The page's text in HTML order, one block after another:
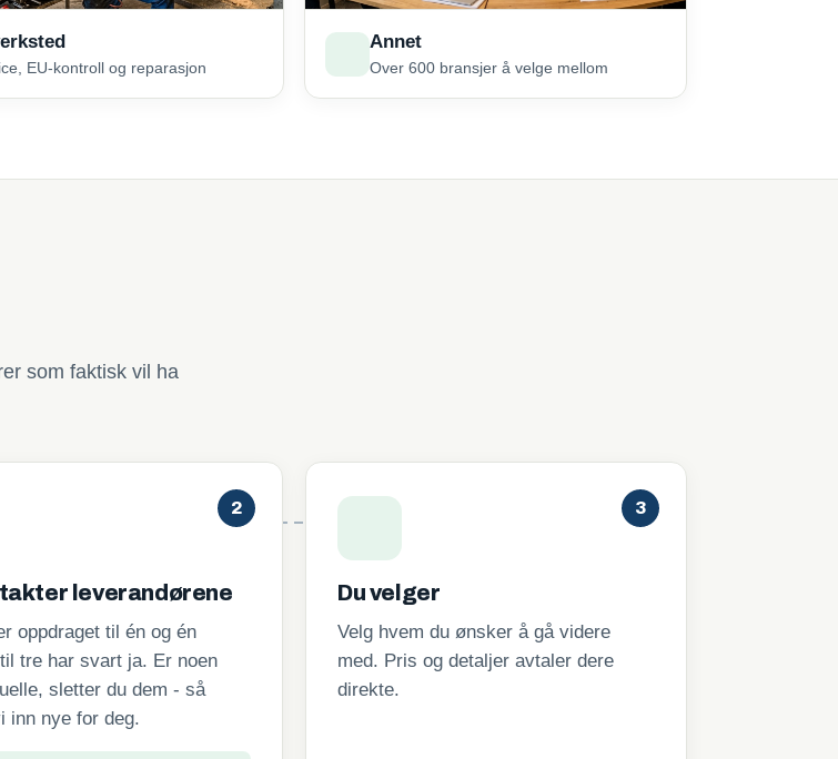
EU-kontroll og reparasjon
Annet
Over 600 bransjer å velge mellom
som faktisk vil ha
2
leverandørene
oppdraget til én og én
tre har svart ja. Er noen
sletter du dem - så
inn nye for deg.
3
Du velger
Velg hvem du ønsker å gå videre
med. Pris og detaljer avtaler dere
direkte.